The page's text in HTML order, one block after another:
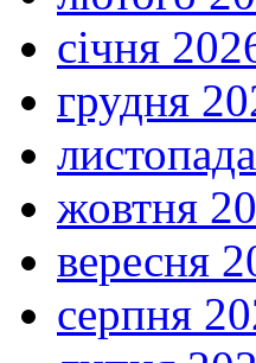
січня
грудня
жовтня
вересня
серпня